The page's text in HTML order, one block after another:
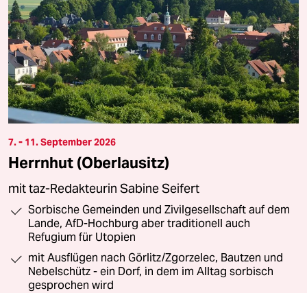
7. - 11. September 2026
Herrnhut (Oberlausitz)
mit taz-Redakteurin Sabine Seifert
Sorbische Gemeinden und Zivilgesellschaft auf dem
Lande, AfD-Hochburg aber traditionell auch
Refugium für Utopien
mit Ausflügen nach Görlitz/Zgorzelec, Bautzen und
Nebelschütz - ein Dorf, in dem im Alltag sorbisch
gesprochen wird